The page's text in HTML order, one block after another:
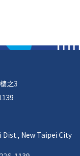
之3
Dist., New Taipei City